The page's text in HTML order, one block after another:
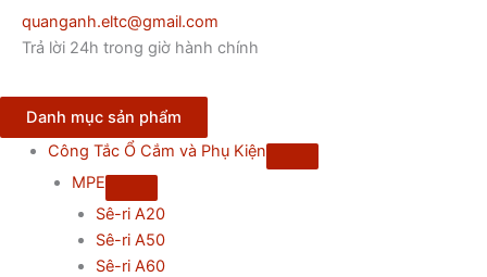
quanganh.eltc@gmail.com
Trả lời 24h trong giờ hành chính
Danh mục sản phẩm
Công Tắc Ổ Cắm và Phụ Kiện
MPE
Sê-ri A20
Sê-ri A50
Sê-ri A60